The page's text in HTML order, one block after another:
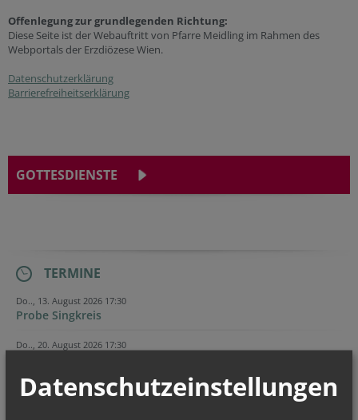
Offenlegung zur grundlegenden Richtung:
Diese Seite ist der Webauftritt von Pfarre Meidling im Rahmen des
Webportals der Erzdiözese Wien.
Datenschutzerklärung
Barrierefreiheitserklärung
GOTTESDIENSTE
TERMINE
Do.., 13. August 2026 17:30
Probe Singkreis
Do.., 20. August 2026 17:30
Do.., 27. August 2026 17:30
Datenschutzeinstellungen